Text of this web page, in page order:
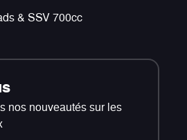
& SSV 700cc
nos nouveautés sur les